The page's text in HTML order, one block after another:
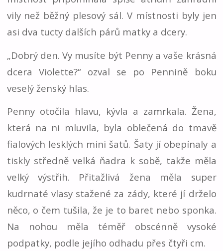
vily než běžný plesový sál. V místnosti byly jen
asi dva tucty dalších párů matky a dcery.
„Dobrý den. Vy musíte být Penny a vaše krásná
dcera Violette?“ ozval se po Pennině boku
veselý ženský hlas.
Penny otočila hlavu, kývla a zamrkala. Žena,
která na ni mluvila, byla oblečená do tmavě
fialových lesklých mini šatů. Šaty jí obepínaly a
tiskly středně velká ňadra k sobě, takže měla
velký výstřih. Přitažlivá žena měla super
kudrnaté vlasy stažené za zády, které jí drželo
něco, o čem tušila, že je to baret nebo sponka.
Na nohou měla téměř obscénně vysoké
podpatky, podle jejího odhadu přes čtyři cm.